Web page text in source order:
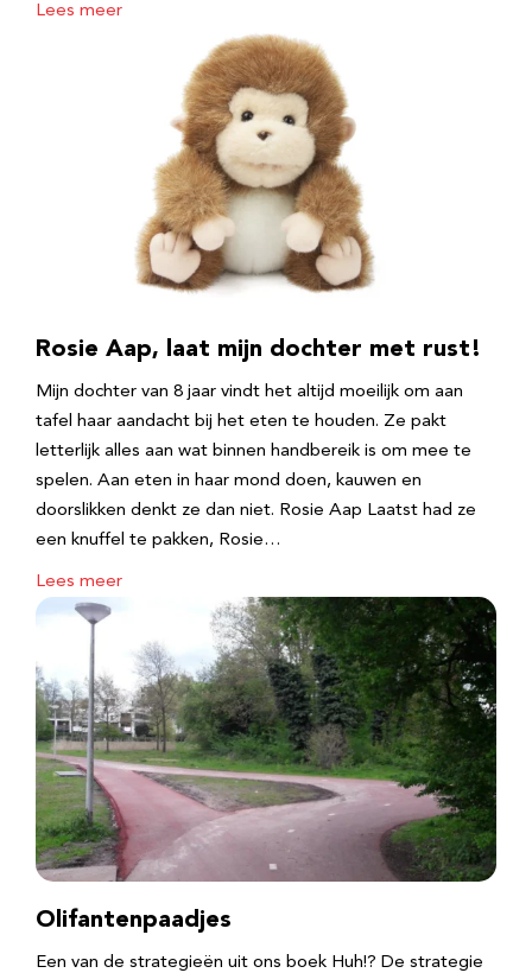
Lees meer
Rosie Aap, laat mijn dochter met rust!
Mijn dochter van 8 jaar vindt het altijd moeilijk om aan
tafel haar aandacht bij het eten te houden. Ze pakt
letterlijk alles aan wat binnen handbereik is om mee te
spelen. Aan eten in haar mond doen, kauwen en
doorslikken denkt ze dan niet. Rosie Aap Laatst had ze
een knuffel te pakken, Rosie…
Lees meer
Olifantenpaadjes
Een van de strategieën uit ons boek Huh!? De strategie